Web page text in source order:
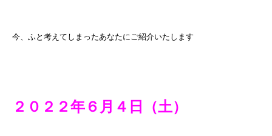
今、ふと考えてしまったあなたにご紹介いたします
２０２２年６月４日（土）